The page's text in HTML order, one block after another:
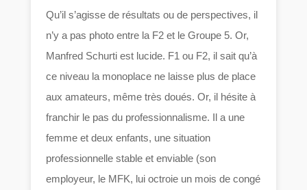
Qu’il s’agisse de résultats ou de perspectives, il
n’y a pas photo entre la F2 et le Groupe 5. Or,
Manfred Schurti est lucide. F1 ou F2, il sait qu’à
ce niveau la monoplace ne laisse plus de place
aux amateurs, même très doués. Or, il hésite à
franchir le pas du professionnalisme. Il a une
femme et deux enfants, une situation
professionnelle stable et enviable (son
employeur, le MFK, lui octroie un mois de congé